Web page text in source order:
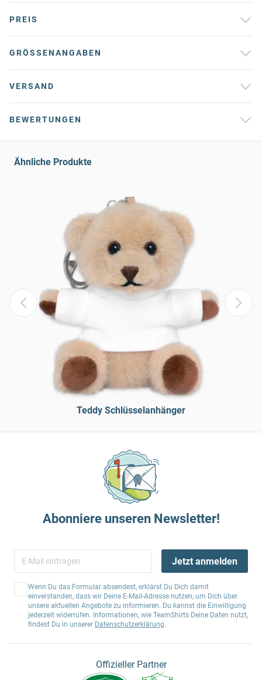
PREIS
GRÖSSENANGABEN
VERSAND
BEWERTUNGEN
Ähnliche Produkte
Teddy Schlüsselanhänger
Abonniere unseren Newsletter!
Jetzt anmelden
Wenn Du das Formular absendest, erklärst Du Dich damit
einverstanden, dass wir Deine E-Mail-Adresse nutzen, um Dich über
unsere aktuellen Angebote zu informieren. Du kannst die Einwilligung
jederzeit widerrufen. Informationen, wie TeamShirts Deine Daten nutzt,
findest Du in unserer Datenschutzerklärung.
Offizieller Partner